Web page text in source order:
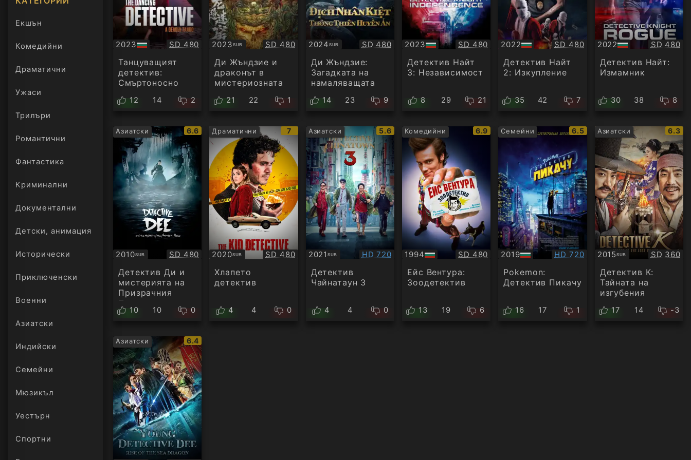
Екшън
Комедийни
Драматични
Ужаси
Трилъри
онлайн
Романтични
Фантастика
Криминални
Документални
Детски, анимация
Исторически
Приключенски
Военни
Азиатски
Индийски
Семейни
Мюзикъл
Уестърн
Спортни
2023
БГ
аудио
Качество:
SD 480
Танцуващият
детектив:
Смъртоносно
12 14 2
2023SUB
Субтитри Качество:
SD 480
Ди Жъндзие и
драконът в
мистериозната
21 22 1
2024SUB
Субтитри Качество:
SD 480
Ди Жъндзие:
Загадката на
намаляващата
14 23 9
2023
БГ
аудио
Качество:
SD 480
Детектив Найт
3: Независимост
8 29 21
2022
БГ
аудио
Качество:
SD 480
Детектив Найт
2: Изкупление
35 42 7
2022
БГ
аудио
SD 480
Детектив Найт:
Измамник
30 38 8
Азиатски
IMDb
рейтинг:
6.6
2010SUB
Субтитри Качество:
SD 480
Детектив Ди и
мистерията на
Призрачния
Пламък
10 10 0
Драматични
IMDb
рейтинг:
7
2020SUB
Субтитри Качество:
SD 480
Хлапето
детектив
4 4 0
Азиатски
IMDb
рейтинг:
5.6
2021SUB
Субтитри Качество:
HD 720
Детектив
Чайнатаун ​​3
4 4 0
Комедийни
IMDb
рейтинг:
6.9
1994
БГ
аудио
Качество:
SD 480
Ейс Вентура:
Зоодетектив
13 19 6
Семейни
IMDb
рейтинг:
6.5
2019
БГ
аудио
Качество:
HD 720
Pokemon:
Детектив Пикачу
16 17 1
Азиатски
IMDb
6.3
2015SUB
Субтитри SD 360
Детектив К:
Тайната на
изгубения
17 14 -3
Азиатски
IMDb
рейтинг:
6.4